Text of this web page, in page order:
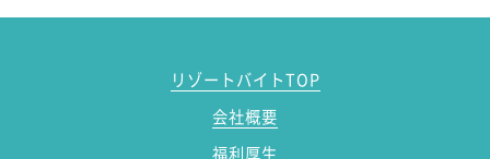
リゾートバイトTOP
会社概要
福利厚生